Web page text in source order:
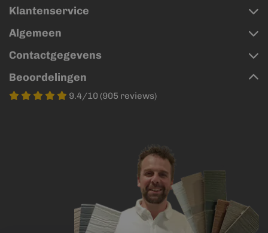
Klantenservice
Algemeen
Contactgegevens
Beoordelingen
9.4/10 (905 reviews)